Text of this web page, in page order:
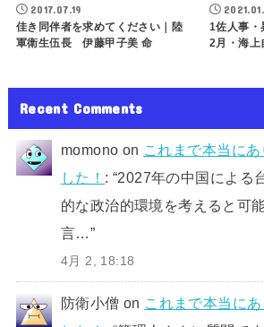
2017.07.19
佳き同伴者を求めてください｜陸
軍衛生伍長 伊藤甲子美 命
1佐人事・
2月・海上
Recent Comments
momono on これまで本当に
した！ : “2027年の中国による
的な政治的環境を考えると可
言…”
4月 2, 18:18
防衛小僧 on これまで本当に